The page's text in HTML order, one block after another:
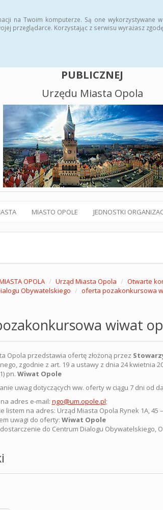
na Twoim komputerze. Są one wykorzystywane
przeglądarce. Korzystając z serwisu wyrażasz
PUBLICZNEJ
Urzędu Miasta Opola
MIASTO OPOLE JEDNOSTKI
OPOLA Urząd Miasta Opola Otwarte
Obywatelskiego
oferta pozakonkursowa
wiwat
Opola przedstawia ofertę złożoną przez
zgodnie z art. 19 a ustawy z dnia 24 kwietnia
pn. Wiwat Opole
uwag dotyczących ww. oferty w ciągu 7 dni od
adres e-mail: ngo@um.opole.pl;
listem na adres: Urząd Miasta Opola Rynek 1A, 45
uwagi do oferty: Wiwat Opole
do Centrum Dialogu Obywatelskiego,